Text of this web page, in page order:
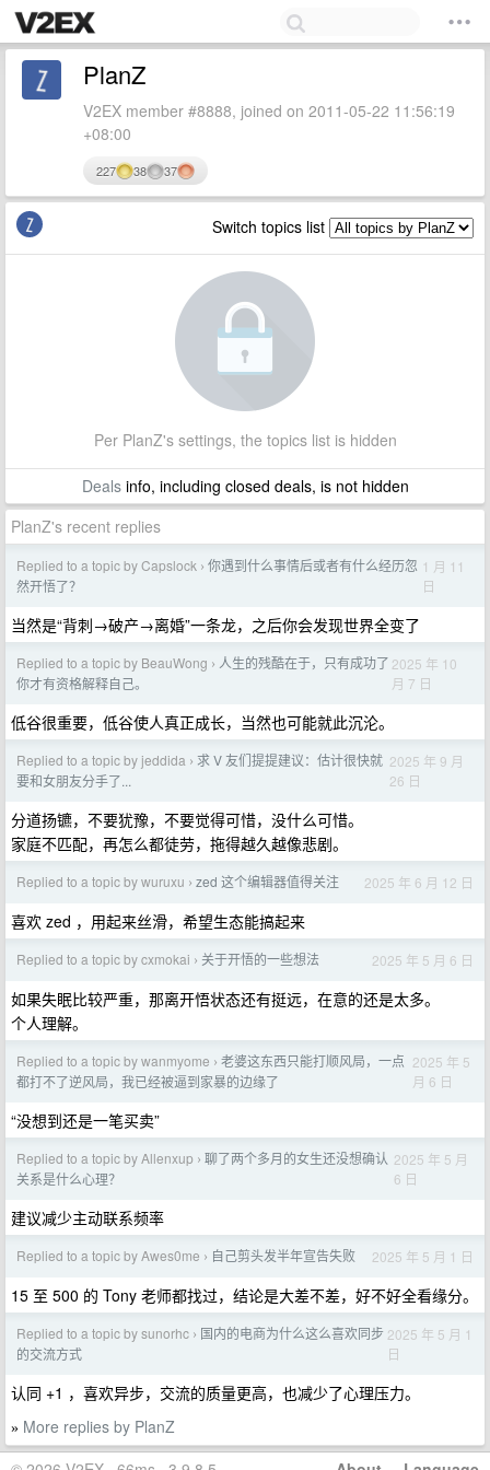
PlanZ
V2EX member #8888, joined on 2011-05-22 11:56:19
+08:00
227 38 37
Switch topics list
Per PlanZ's settings, the topics list is hidden
Dealsinfo, including closed deals, is not hidden
PlanZ's recent replies
Replied to a topic by Capslock › 你遇到什么事情后或者有什么经历忽
然开悟了？
1 月 11
日
当然是“背刺→破产→离婚”一条龙，之后你会发现世界全变了
Replied to a topic by BeauWong › 人生的残酷在于，只有成功了
你才有资格解释自己。
2025 年 10
月 7 日
低谷很重要，低谷使人真正成长，当然也可能就此沉沦。
Replied to a topic by jeddida › 求 V 友们提提建议：估计很快就
要和女朋友分手了...
2025 年 9 月
26 日
分道扬镳，不要犹豫，不要觉得可惜，没什么可惜。
家庭不匹配，再怎么都徒劳，拖得越久越像悲剧。
Replied to a topic by wuruxu › zed 这个编辑器值得关注 2025 年 6 月 12 日
喜欢 zed ，用起来丝滑，希望生态能搞起来
Replied to a topic by cxmokai › 关于开悟的一些想法 2025 年 5 月 6 日
如果失眠比较严重，那离开悟状态还有挺远，在意的还是太多。
个人理解。
Replied to a topic by wanmyome › 老婆这东西只能打顺风局，一点
都打不了逆风局，我已经被逼到家暴的边缘了
2025 年 5
月 6 日
“没想到还是一笔买卖”
Replied to a topic by Allenxup › 聊了两个多月的女生还没想确认
关系是什么心理？
2025 年 5 月
6 日
建议减少主动联系频率
Replied to a topic by Awes0me › 自己剪头发半年宣告失败 2025 年 5 月 1 日
15 至 500 的 Tony 老师都找过，结论是大差不差，好不好全看缘分。
Replied to a topic by sunorhc › 国内的电商为什么这么喜欢同步
的交流方式
2025 年 5 月 1
日
认同 +1 ，喜欢异步，交流的质量更高，也减少了心理压力。
» More replies by PlanZ